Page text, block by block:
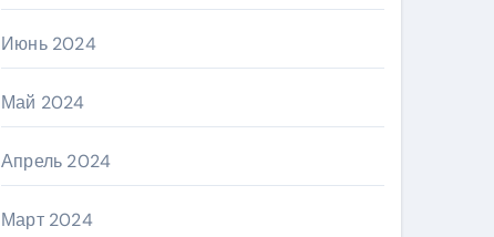
Июнь 2024
Май 2024
Апрель 2024
Март 2024